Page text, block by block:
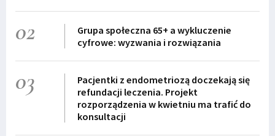
02
Grupa społeczna 65+ a wykluczenie
cyfrowe: wyzwania i rozwiązania
03
Pacjentki z endometriozą doczekają się
refundacji leczenia. Projekt
rozporządzenia w kwietniu ma trafić do
konsultacji